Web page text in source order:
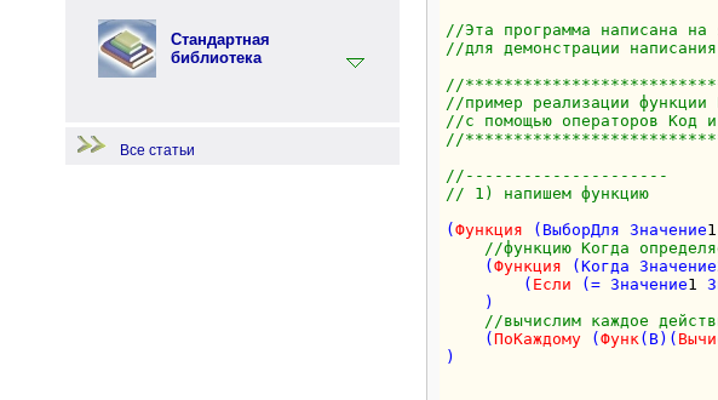
//Эта программа написана на
//для демонстрации
//
//пример реализации функции
//с помощью операторов Код и
//
//---------------------
// 1) напишем функцию
(Функция (ВыборДля Значение1
//функцию Когда
    (
Функция (Когда Значение
        (
Если (= Значение1
//вычислим каждое
    (
ПоКаждому (Функ (В)(
)
Перфолента.Net
Примеры по стандартной
библиотеке
Стандартная
библиотека
Все статьи